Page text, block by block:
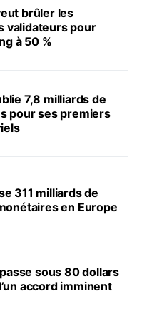
brûler les
validateurs pour
à 50 %
7,8 milliards de
pour ses premiers
311 milliards de
en Europe
sous 80 dollars
accord imminent